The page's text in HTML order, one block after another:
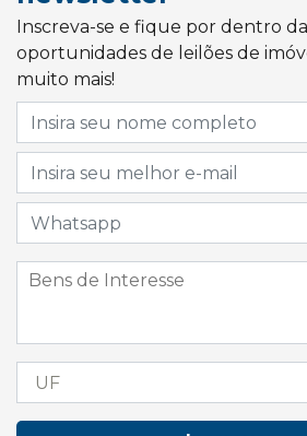
Inscreva-se e fique por dentro
oportunidades de leilões de
muito mais!